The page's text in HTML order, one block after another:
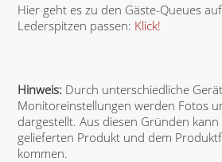
Hier geht es zu den Gäste-Queues
Lederspitzen passen: Klick!
Hinweis: Durch unterschiedliche
Monitoreinstellungen werden Fotos
dargestellt. Aus diesen Gründen
gelieferten Produkt und dem
kommen.